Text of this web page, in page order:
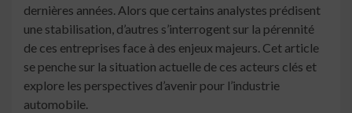
dernières années. Alors que certains analystes prédisent
une stabilisation, d’autres s’interrogent sur la pérennité
de ces entreprises face à des enjeux majeurs. Cet article
se penche sur la situation actuelle de ces acteurs clés et
explore les perspectives d’avenir pour l’industrie
automobile.